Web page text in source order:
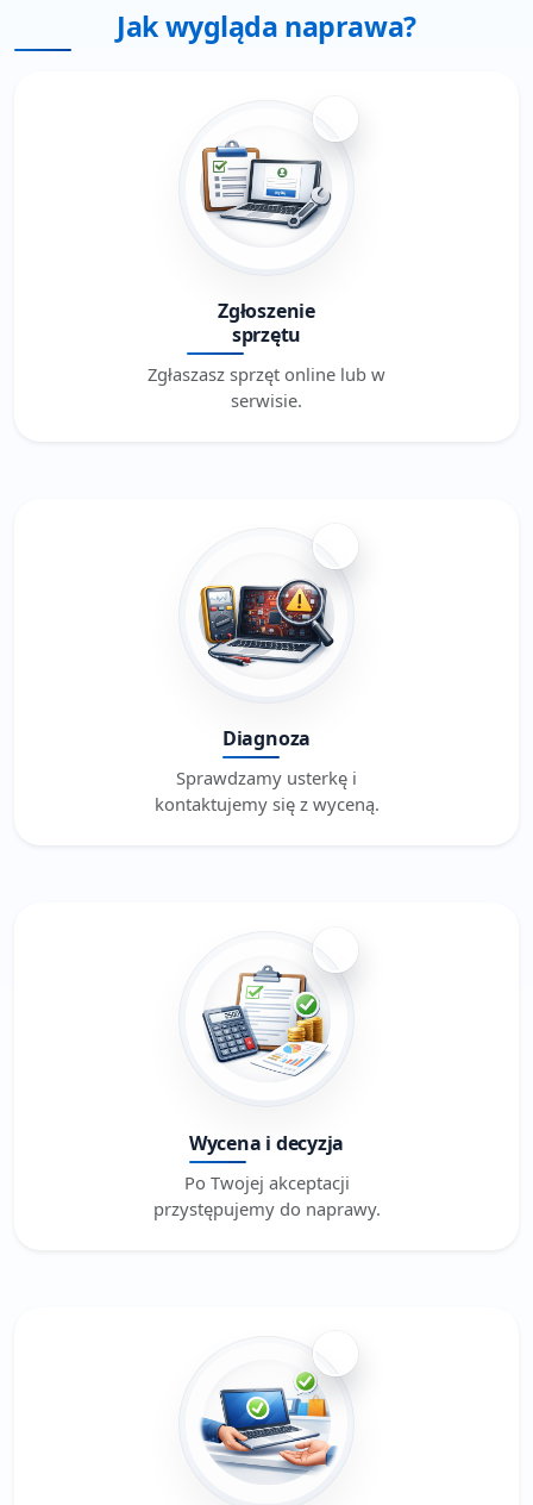
Jak wygląda naprawa?
Zgłoszenie
sprzętu
Zgłaszasz sprzęt online lub w
serwisie.
Diagnoza
Sprawdzamy usterkę i
kontaktujemy się z wyceną.
Wycena i decyzja
Po Twojej akceptacji
przystępujemy do naprawy.